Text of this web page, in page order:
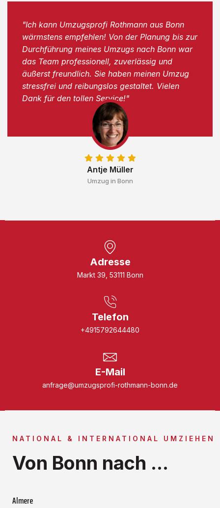
Antje Müller
Umzug in Bonn
"Ich kann Umzugsprofi Rothmann aus Bonn
wärmstens empfehlen! Von der Planung bis zur
Durchführung meines Umzugs nach Bonn war
das Team professionell, zuverlässig und
äußerst freundlich. Sie haben meinen Umzug
stressfrei und reibungslos gestaltet. Vielen
Dank für den tollen Service!"
Adresse
Markt 39, 53111 Bonn
Telefon
+4915792644480
E-Mail
anfrage@umzugsprofi-rothmann-bonn.de
NATIONAL & INTERNATIONAL UMZIEHEN
Von Bonn nach ...
Almere